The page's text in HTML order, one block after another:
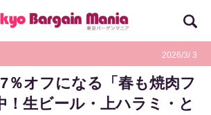
2026/3/ 3
％オフになる「春も焼肉フ
！生ビール・上ハラミ・と